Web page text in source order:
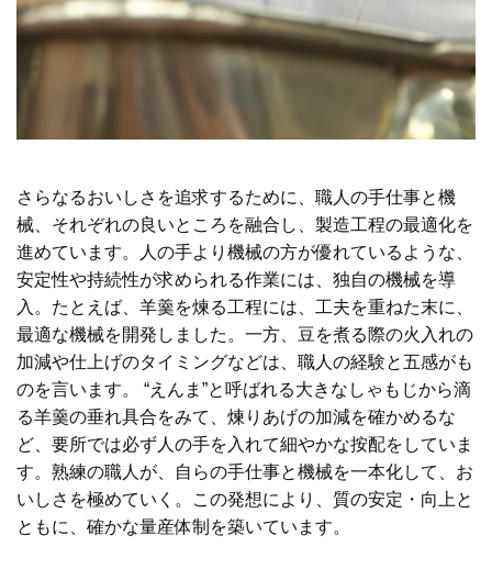
さらなるおいしさを追求するために、職人の手仕事と機
械、それぞれの良いところを融合し、製造工程の最適化を
進めています。人の手より機械の方が優れているような、
安定性や持続性が求められる作業には、独自の機械を導
入。たとえば、羊羹を煉る工程には、工夫を重ねた末に、
最適な機械を開発しました。一方、豆を煮る際の火入れの
加減や仕上げのタイミングなどは、職人の経験と五感がも
のを言います。 “えんま”と呼ばれる大きなしゃもじから滴
る羊羹の垂れ具合をみて、煉りあげの加減を確かめるな
ど、要所では必ず人の手を入れて細やかな按配をしていま
す。熟練の職人が、自らの手仕事と機械を一本化して、お
いしさを極めていく。この発想により、質の安定・向上と
ともに、確かな量産体制を築いています。